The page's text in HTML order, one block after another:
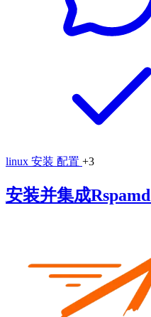
linux 安装 配置 +3
安装并集成